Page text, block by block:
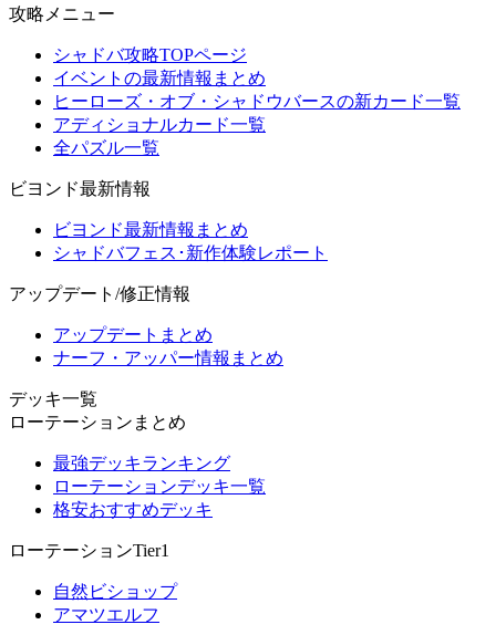
攻略メニュー
シャドバ攻略TOPページ
イベントの最新情報まとめ
ヒーローズ・オブ・シャドウバースの新カード一覧
アディショナルカード一覧
全パズル一覧
ビヨンド最新情報
ビヨンド最新情報まとめ
シャドバフェス･新作体験レポート
アップデート/修正情報
アップデートまとめ
ナーフ・アッパー情報まとめ
デッキ一覧
ローテーションまとめ
最強デッキランキング
ローテーションデッキ一覧
格安おすすめデッキ
ローテーションTier1
自然ビショップ
アマツエルフ